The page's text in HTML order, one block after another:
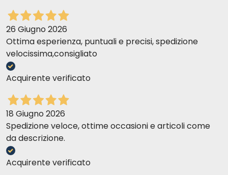
26 Giugno 2026
Ottima esperienza, puntuali e precisi, spedizione
velocissima,consigliato
Acquirente verificato
18 Giugno 2026
Spedizione veloce, ottime occasioni e articoli come
da descrizione.
Acquirente verificato